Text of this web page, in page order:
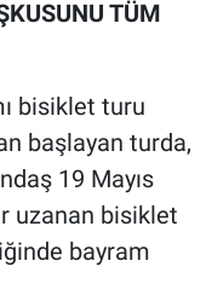
TÜM
bisiklet turu
başlayan turda,
19 Mayıs
uzanan bisiklet
bayram